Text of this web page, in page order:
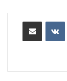
‏VKontakte